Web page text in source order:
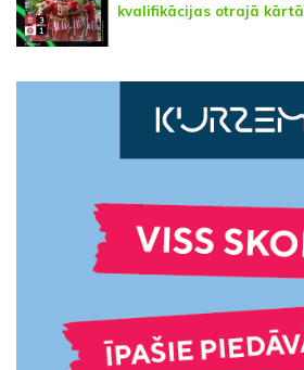
kvalifikācijas otrajā kārtā